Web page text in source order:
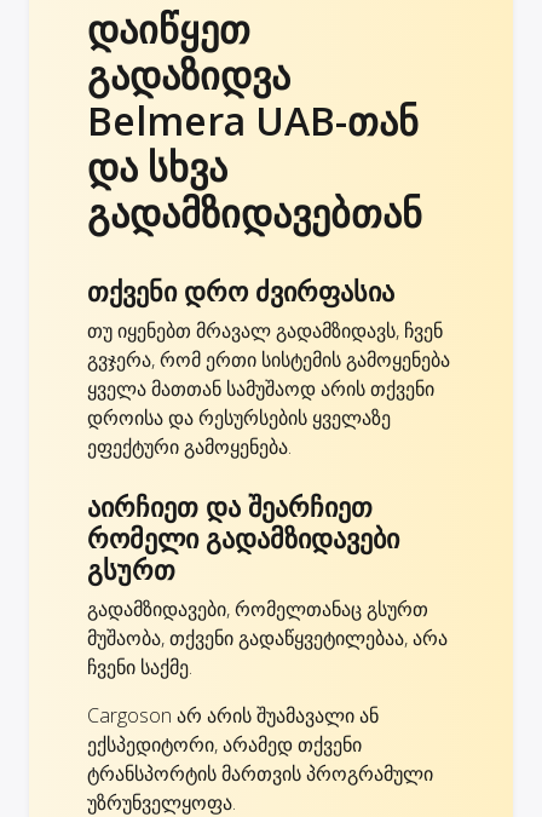
დაიწყეთ
გადაზიდვა
Belmera UAB-თან
და სხვა
გადამზიდავებთან
თქვენი დრო ძვირფასია
თუ იყენებთ მრავალ გადამზიდავს, ჩვენ
გვჯერა, რომ ერთი სისტემის გამოყენება
ყველა მათთან სამუშაოდ არის თქვენი
დროისა და რესურსების ყველაზე
ეფექტური გამოყენება.
აირჩიეთ და შეარჩიეთ
რომელი გადამზიდავები
გსურთ
გადამზიდავები, რომელთანაც გსურთ
მუშაობა, თქვენი გადაწყვეტილებაა, არა
ჩვენი საქმე.
Cargoson არ არის შუამავალი ან
ექსპედიტორი, არამედ თქვენი
ტრანსპორტის მართვის პროგრამული
უზრუნველყოფა.